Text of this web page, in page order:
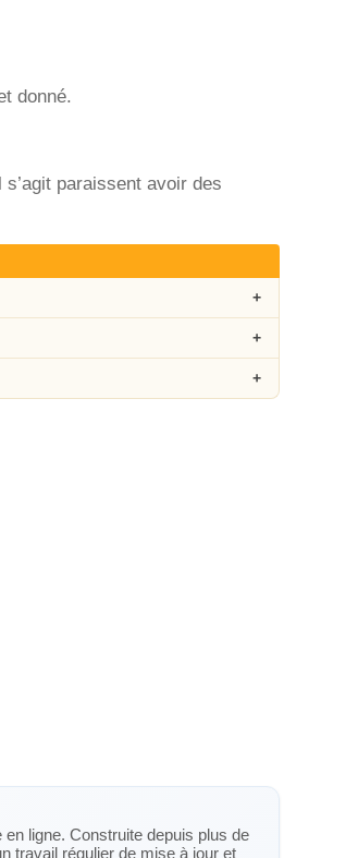
donné.
paraissent avoir des
en ligne. Construite depuis plus de
travail régulier de mise à jour et